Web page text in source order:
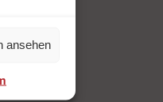
ansehen